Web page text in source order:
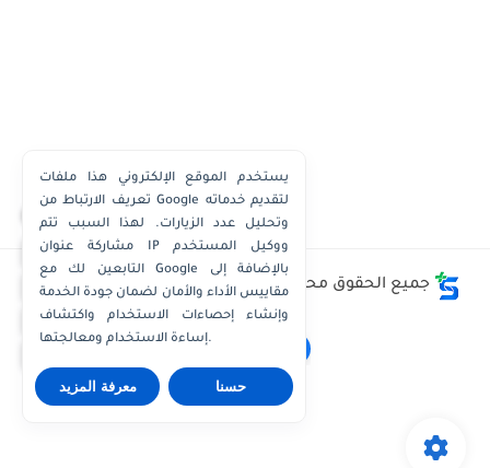
واتساب الكويت
واتساب قطر
واتساب عُمان
جميع الحقوق محفوظة ©
وظائف الكويت توداي - Kuwait
Jobs Today
يستخدم الموقع الإلكتروني هذا ملفات
تعريف الارتباط من Google لتقديم خدماته
وتحليل عدد الزيارات. لهذا السبب تتم
مشاركة عنوان IP ووكيل المستخدم
التابعين لك مع Google بالإضافة إلى
مقاييس الأداء والأمان لضمان جودة الخدمة
وإنشاء إحصاءات الاستخدام واكتشاف
إساءة الاستخدام ومعالجتها.
معرفة المزيد حسنا